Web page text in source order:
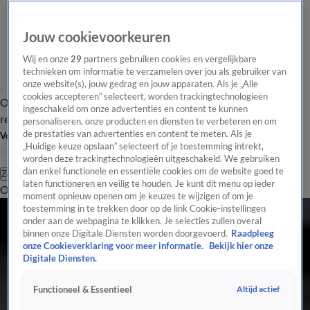
Overzicht Laatste nieuws Regionieuws Het beste van Hart
Tip de
redactie
Volg Hart van Nederland
Zoeken
OverzichtRegioUitzendingenWeerTip de redactiePanelVideo's
Jouw cookievoorkeuren
Wij en onze29 partners gebruiken cookies en vergelijkbare
technieken om informatie te verzamelen over jou als gebruiker van
onze website(s), jouw gedrag en jouw apparaten. Als je „Alle
cookies accepteren” selecteert, worden trackingtechnologieën
ingeschakeld om onze advertenties en content te kunnen
personaliseren, onze producten en diensten te verbeteren en om
de prestaties van advertenties en content te meten. Als je
„Huidige keuze opslaan” selecteert of je toestemming intrekt,
worden deze trackingtechnologieën uitgeschakeld. We gebruiken
dan enkel functionele en essentiële cookies om de website goed te
laten functioneren en veilig te houden. Je kunt dit menu op ieder
moment opnieuw openen om je keuzes te wijzigen of om je
toestemming in te trekken door op de link Cookie-instellingen
onder aan de webpagina te klikken. Je selecties zullen overal
binnen onze Digitale Diensten worden doorgevoerd. Raadpleeg
onze Cookieverklaring voor meer informatie.
Bekijk hier onze
Digitale Diensten.
Functioneel & Essentieel Altijd actief